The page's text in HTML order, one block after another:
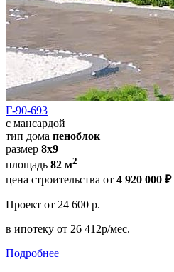
Г-90-693
с мансардой
тип дома пеноблок
размер 8x9
площадь 82 м2
цена строительства от 4 920 000 ₽
Проект от 24 600 р.
в ипотеку от 26 412р/мес.
Подробнее